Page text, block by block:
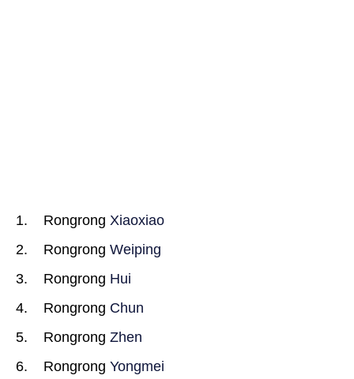
Rongrong Xiaoxiao
Rongrong Weiping
Rongrong Hui
Rongrong Chun
Rongrong Zhen
Rongrong Yongmei